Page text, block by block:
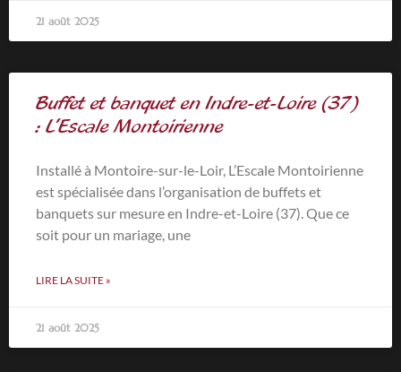
21 août 2025
Buffet et banquet en Indre-et-Loire (37)
: L’Escale Montoirienne
Installé à Montoire-sur-le-Loir, L’Escale Montoirienne
est spécialisée dans l’organisation de buffets et
banquets sur mesure en Indre-et-Loire (37). Que ce
soit pour un mariage, une
LIRE LA SUITE »
21 août 2025